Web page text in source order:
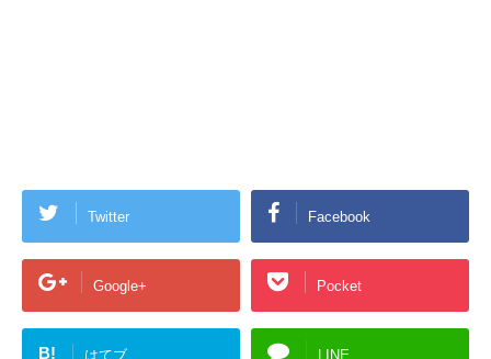
Twitter Facebook
Google+ Pocket
B! はてブ LINE